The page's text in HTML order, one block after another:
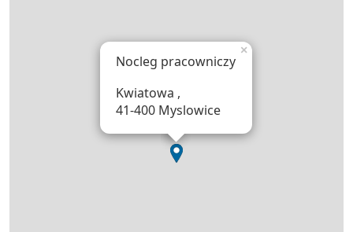
Nocleg pracowniczy
Kwiatowa ,
41-400 Myslowice
×